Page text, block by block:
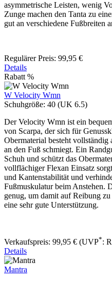
asymmetrische Leisten, wenig
Zunge machen den Tanta zu
gut an verschiedene Fußbreiten
Regulärer Preis: 99,95 €
Details
Rabatt %
W Velocity Wmn
Schuhgröße: 40 (UK 6.5)
Der Velocity Wmn ist ein
von Scarpa, der sich für
Obermaterial besteht vollständig
an den Fuß schmiegt. Ein
Schuh und schützt das
vollflächiger Flexan Einsatz
und Kantenstabilität und
Fußmuskulatur beim Anstehen.
genug, um damit auf Reibung
eine sehr gute Unterstützung.
Verkaufspreis: 99,95 € (UVP*:
Details
Mantra